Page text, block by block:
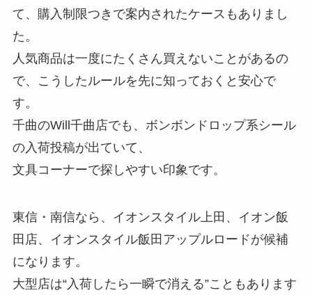
て、購入制限つきで案内されたケースもありまし
た。
人気商品は一度にたくさん買えないことがあるの
で、こうしたルールを先に知っておくと安心で
す。
千曲のWill千曲店でも、ボンボンドロップ系シール
の入荷投稿が出ていて、
文具コーナーで探しやすい印象です。
東信・南信なら、イオンスタイル上田、イオン飯
田店、イオンスタイル飯田アップルロードが候補
になります。
大型店は“入荷したら一瞬で消える”こともあります